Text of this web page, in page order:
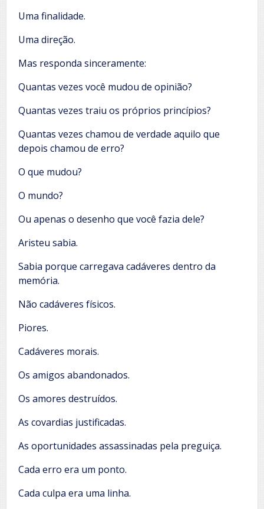
Uma finalidade.
Uma direção.
Mas responda sinceramente:
Quantas vezes você mudou de opinião?
Quantas vezes traiu os próprios princípios?
Quantas vezes chamou de verdade aquilo que
depois chamou de erro?
O que mudou?
O mundo?
Ou apenas o desenho que você fazia dele?
Aristeu sabia.
Sabia porque carregava cadáveres dentro da
memória.
Não cadáveres físicos.
Piores.
Cadáveres morais.
Os amigos abandonados.
Os amores destruídos.
As covardias justificadas.
As oportunidades assassinadas pela preguiça.
Cada erro era um ponto.
Cada culpa era uma linha.